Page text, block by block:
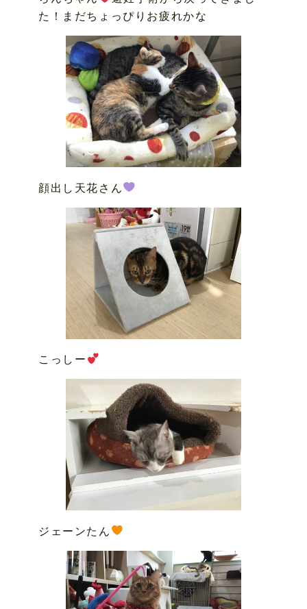
た！まだちょっぴりお疲れかな
顔出し天花さん
こっしー
ジェーンたん